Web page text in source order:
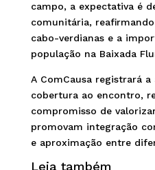
campo, a expectativa é
comunitária,
cabo-verdianas e a
população na Baixada
A ComCausa registrará
cobertura ao encontro,
compromisso de
promovam integração
e aproximação entre
Leia também